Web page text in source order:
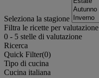
Seleziona la stagione
Filtra le ricette per valutazione
0 - 5 stelle di valutazione
Ricerca
Quick Filter(0)
Tipo di cucina
Cucina italiana